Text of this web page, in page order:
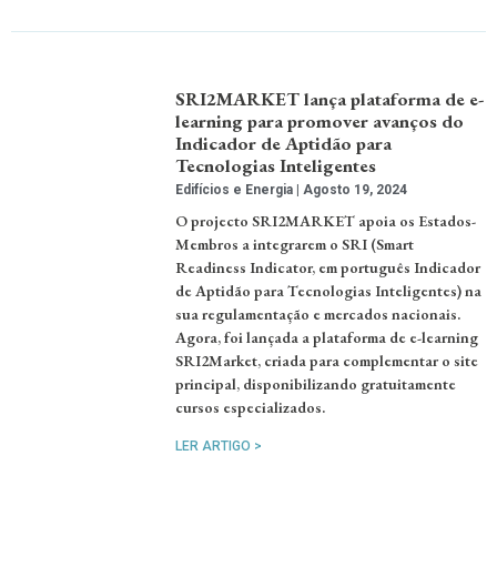
SRI2MARKET lança plataforma de e-
learning para promover avanços do
Indicador de Aptidão para
Tecnologias Inteligentes
Edifícios e Energia Agosto 19, 2024
O projecto SRI2MARKET apoia os Estados-
Membros a integrarem o SRI (Smart
Readiness Indicator, em português Indicador
de Aptidão para Tecnologias Inteligentes) na
sua regulamentação e mercados nacionais.
Agora, foi lançada a plataforma de e-learning
SRI2Market, criada para complementar o site
principal, disponibilizando gratuitamente
cursos especializados.
LER ARTIGO >